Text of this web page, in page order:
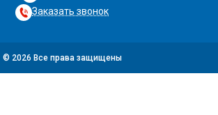
Заказать звонок
© 2026 Все права защищены